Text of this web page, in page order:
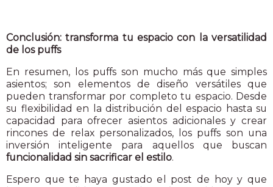
Conclusión: transforma tu espacio con la versatilidad
de los puffs
En resumen, los puffs son mucho más que simples
asientos; son elementos de diseño versátiles que
pueden transformar por completo tu espacio. Desde
su flexibilidad en la distribución del espacio hasta su
capacidad para ofrecer asientos adicionales y crear
rincones de relax personalizados, los puffs son una
inversión inteligente para aquellos que buscan
funcionalidad sin sacrificar el estilo.
Espero que te haya gustado el post de hoy y que